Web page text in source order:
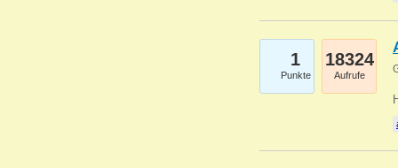
1
Punkte
18324
Aufrufe